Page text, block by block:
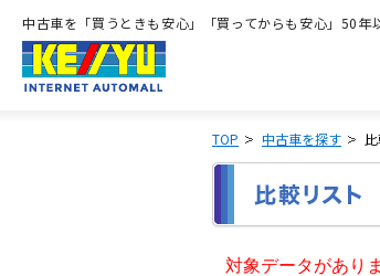
中古車を「買うときも安心」「買ってからも安心」50年
TOP 中古車を探す
対象データがあり